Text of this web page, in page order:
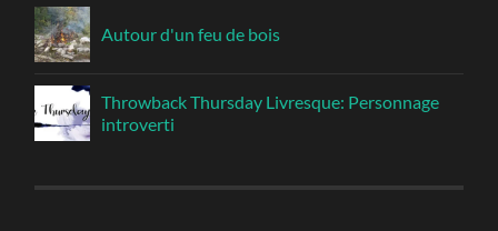
Autour d'un feu de bois
Throwback Thursday Livresque: Personnage
introverti